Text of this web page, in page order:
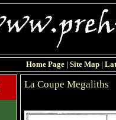
Home Page | Site Map |
La Coupe Megaliths